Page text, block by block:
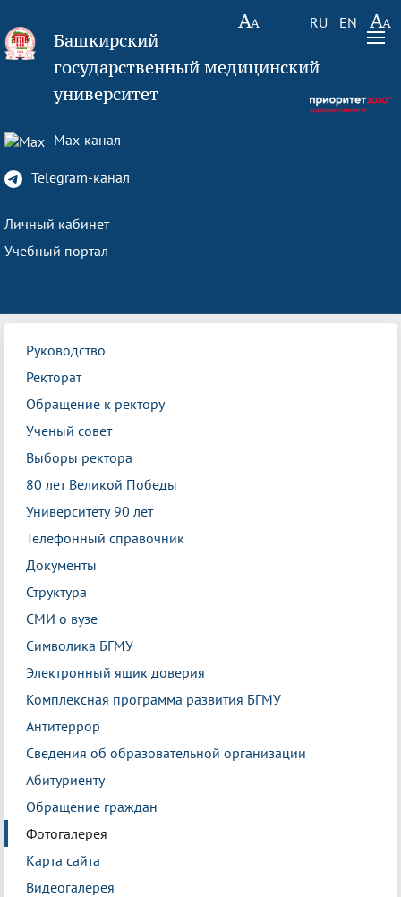
RU EN
Башкирский
государственный медицинский
университет
Max-канал
Telegram-канал
Личный кабинет
Учебный портал
Руководство
Ректорат
Обращение к ректору
Ученый совет
Выборы ректора
80 лет Великой Победы
Университету 90 лет
Телефонный справочник
Документы
Структура
СМИ о вузе
Символика БГМУ
Электронный ящик доверия
Комплексная программа развития БГМУ
Антитеррор
Сведения об образовательной организации
Абитуриенту
Обращение граждан
Фотогалерея
Карта сайта
Видеогалерея